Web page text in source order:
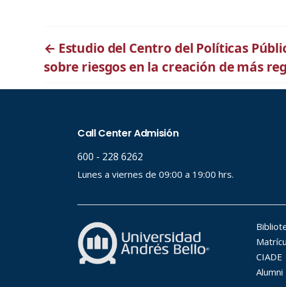
← Estudio del Centro del Políticas
sobre riesgos en la creación de más